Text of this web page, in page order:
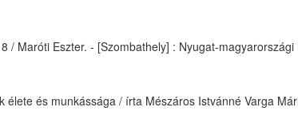
Maróti Eszter. - [Szombathely] : Nyugat-
és munkássága / írta Mészáros Istvánné Varga